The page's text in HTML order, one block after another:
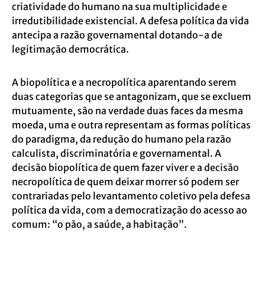
criatividade do humano na sua multiplicidade e
irredutibilidade existencial. A defesa política da vida
antecipa a razão governamental dotando-a de
legitimação democrática.
A biopolítica e a necropolítica aparentando serem
duas categorias que se antagonizam, que se excluem
mutuamente, são na verdade duas faces da mesma
moeda, uma e outra representam as formas políticas
do paradigma, da redução do humano pela razão
calculista, discriminatória e governamental. A
decisão biopolítica de quem fazer viver e a decisão
necropolítica de quem deixar morrer só podem ser
contrariadas pelo levantamento coletivo pela defesa
política da vida, com a democratização do acesso ao
comum: “o pão, a saúde, a habitação”.